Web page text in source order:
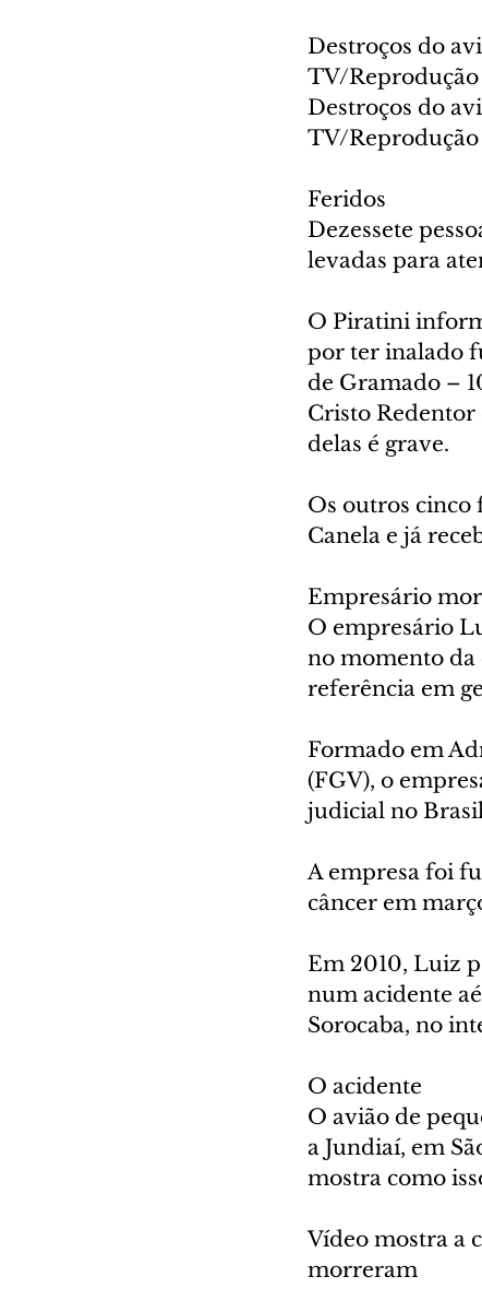
Destroços do
TV/Reprodução
Destroços do
TV/Reprodução
Feridos
Dezessete
levadas para
O Piratini
por ter inalado
de Gramado –
Cristo Redentor
delas é grave.
Os outros
Canela e já
Empresário
O empresário
no momento da
referência em
Formado em
(FGV), o
judicial no
A empresa foi
câncer em
Em 2010, Luiz
num acidente
Sorocaba, no
O acidente
O avião de
a Jundiaí, em
mostra como
Vídeo mostra a
morreram